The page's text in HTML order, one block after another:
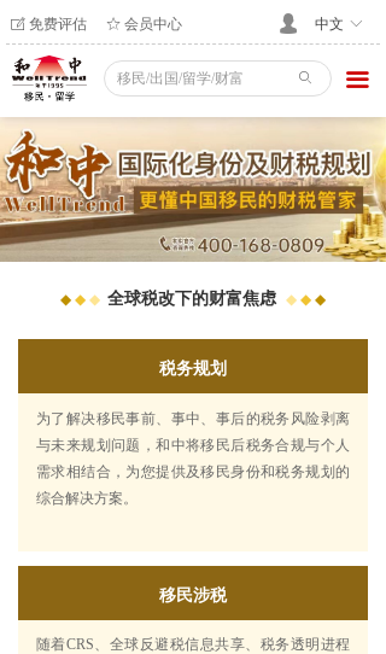
끀
ꂐ 免费评估 ꄃ 会员中心 ꀅ
中文
넙
ꄙ
为了解决移民事前、事中、事后的税务风险剥离
与未来规划问题，和中将移民后税务合规与个人
需求相结合，为您提供及移民身份和税务规划的
综合解决方案。
税务规划
移民涉税
随着CRS、全球反避税信息共享、税务透明进程
◆ ◆ ◆ 全球税改下的财富焦虑 ◆ ◆ ◆